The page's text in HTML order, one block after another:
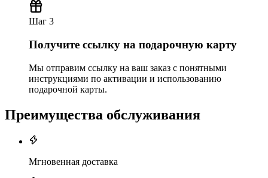
Шаг 3
Получите ссылку на подарочную карту
Мы отправим ссылку на ваш заказ с понятными
инструкциями по активации и использованию
подарочной карты.
Преимущества обслуживания
Мгновенная доставка